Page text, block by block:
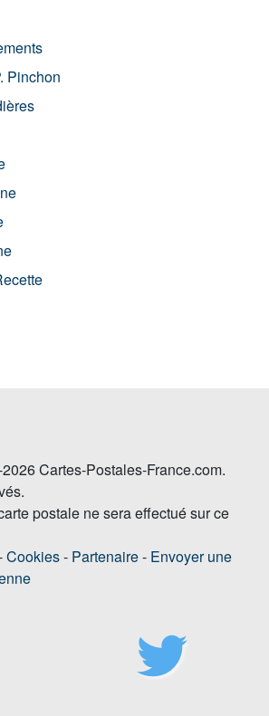
Pinchon
Cartes-Postales-France.com.
postale ne sera effectué sur ce
Cookies- Partenaire- Envoyer une